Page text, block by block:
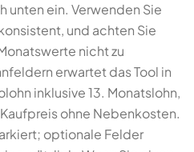
unten ein. Verwenden Sie
und achten Sie
nicht zu
erwartet das Tool in
inklusive 13. Monatslohn,
ohne Nebenkosten.
optionale Felder